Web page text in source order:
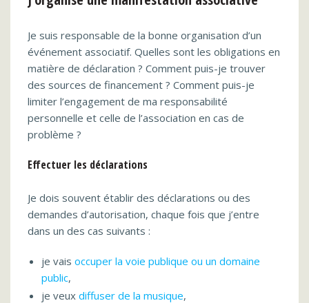
Je suis responsable de la bonne organisation d’un
événement associatif. Quelles sont les obligations en
matière de déclaration ? Comment puis-je trouver
des sources de financement ? Comment puis-je
limiter l’engagement de ma responsabilité
personnelle et celle de l’association en cas de
problème ?
Effectuer les déclarations
Je dois souvent établir des déclarations ou des
demandes d’autorisation, chaque fois que j’entre
dans un des cas suivants :
je vais occuper la voie publique ou un domaine
public,
je veux diffuser de la musique,